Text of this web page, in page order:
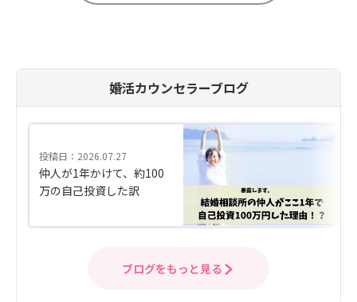
婚活カウンセラーブログ
投稿日：2026.07.27
仲人が1年かけて、約100
万の自己投資した訳
ブログをもっと見る